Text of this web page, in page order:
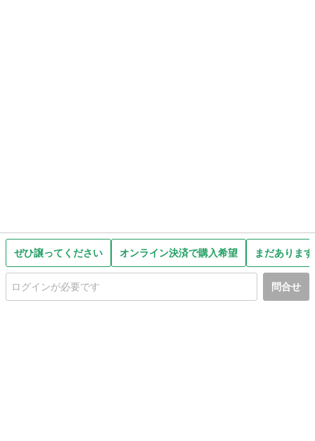
ぜひ譲ってください オンライン決済で購入希望 まだありま
問合せ